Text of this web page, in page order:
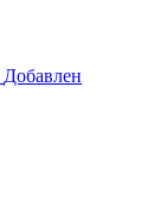
Добавлен